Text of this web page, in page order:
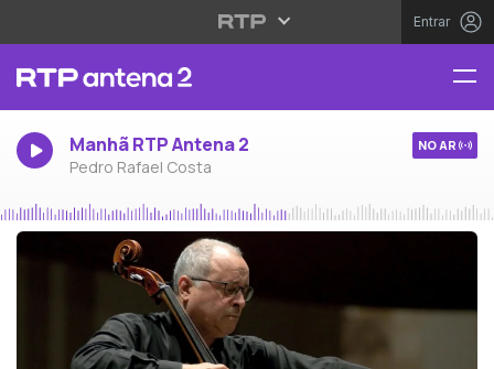
Entrar
Manhã RTP Antena 2
Pedro Rafael Costa
NO AR